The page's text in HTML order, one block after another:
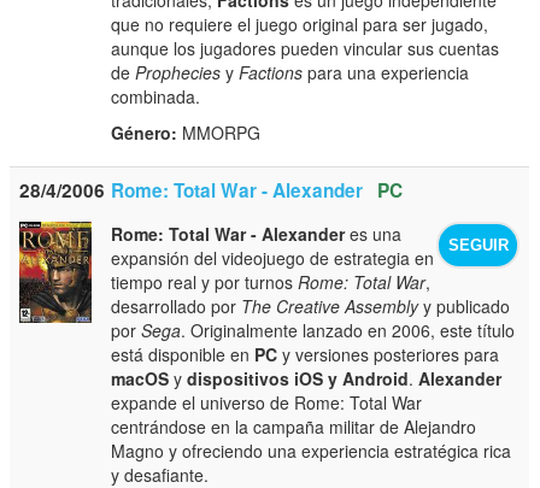
que no requiere el juego original para ser jugado,
aunque los jugadores pueden vincular sus cuentas
deProphecies yFactions para una experiencia
combinada.
Género: MMORPG
28/4/2006 Rome: Total War - Alexander PC
SEGUIR
Rome: Total War - Alexanderes una
expansión del videojuego de estrategia en
tiempo real y por turnos Rome: Total War,
desarrollado por The Creative Assemblyy publicado
porSega. Originalmente lanzado en 2006, este título
está disponible en PC y versiones posteriores para
macOS ydispositivos iOS y Android.Alexander
expande el universo de Rome: Total War
centrándose en la campaña militar de Alejandro
Magno y ofreciendo una experiencia estratégica rica
y desafiante.